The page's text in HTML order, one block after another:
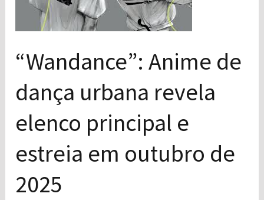
“Wandance”: Anime de
dança urbana revela
elenco principal e
estreia em outubro de
2025​
urbana
revela
elenco
principal
e
estreia
em
de
2025​
Necessário
Esses cookies
não são
opcionais. São
para o